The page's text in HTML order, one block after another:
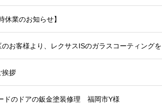
休業のお知らせ】
お客様より、レクサスISのガラスコーティング
挨拶
ドのドアの鈑金塗装修理 福岡市Y様